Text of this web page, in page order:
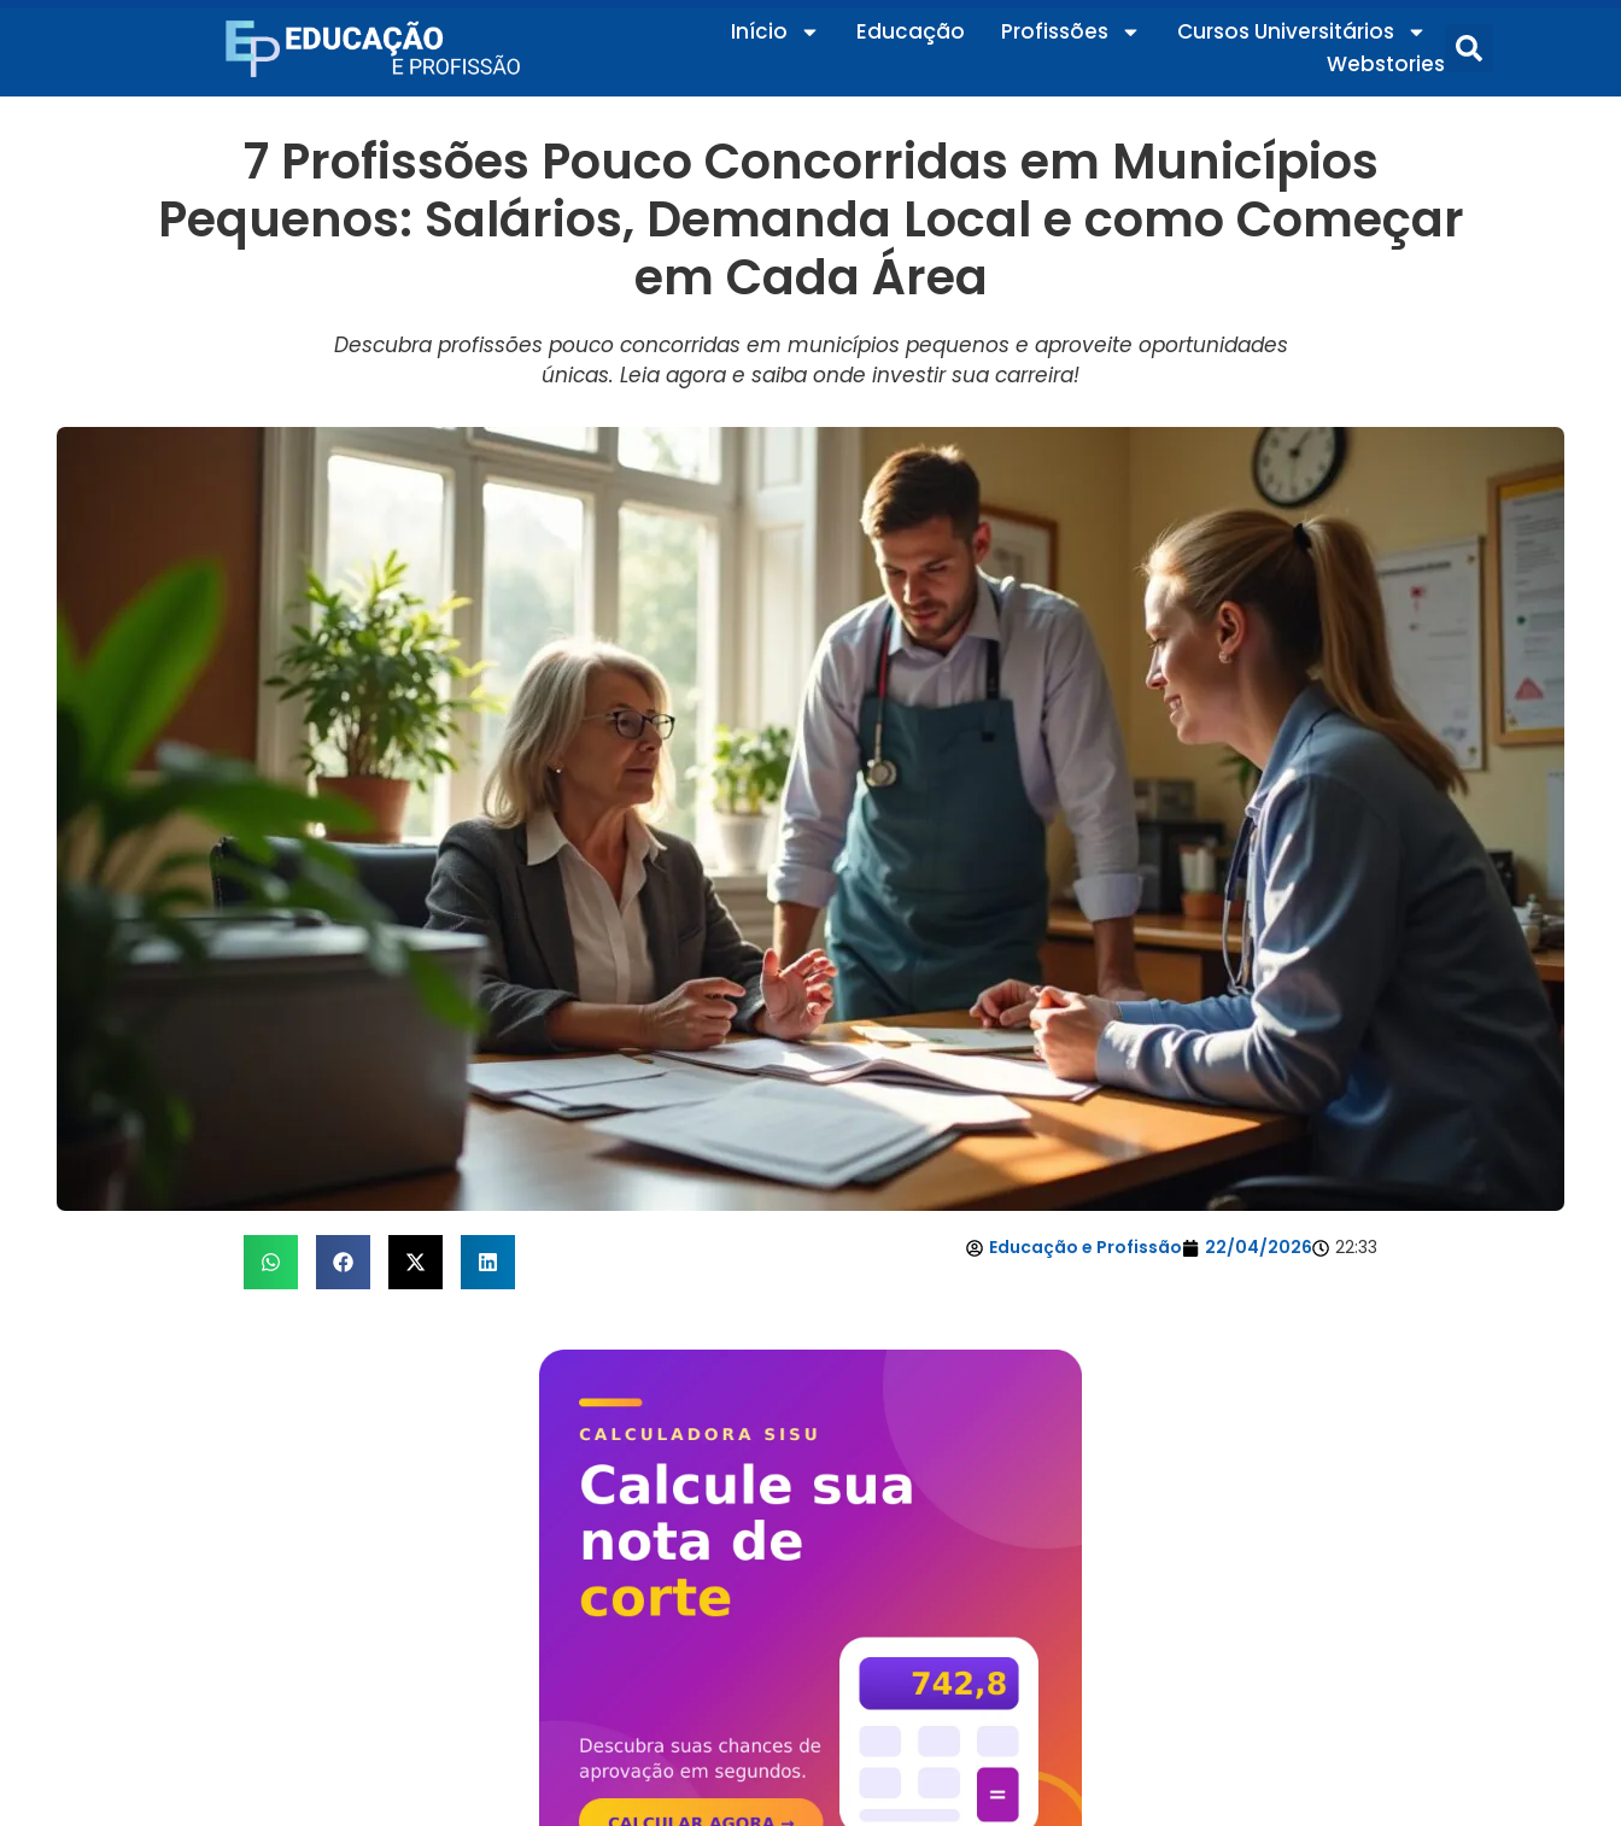
Início Educação Profissões
Cursos Universitários
Webstories
7 Profissões Pouco Concorridas em Municípios
Pequenos: Salários, Demanda Local e como Começar
em Cada Área
Descubra profissões pouco concorridas em municípios pequenos e aproveite oportunidades
únicas. Leia agora e saiba onde investir sua carreira!
Educação e Profissão 22/04/2026 22:33